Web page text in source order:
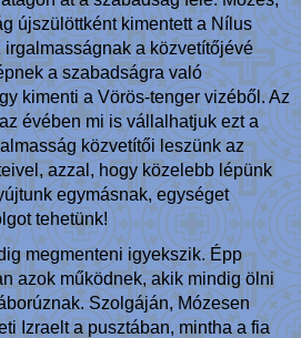
újszülöttként kimentett a Nílus
a közvetítőjévé
a szabadságra való
kimenti a Vörös-tenger vizéből. Az
évében mi is vállalhatjuk ezt a
közvetítői leszünk az
azzal, hogy közelebb lépünk
egymásnak, egységet
tehetünk!
megmenteni igyekszik. Épp
azok működnek, akik mindig ölni
Szolgáján, Mózesen
Izraelt a pusztában, mintha a fia